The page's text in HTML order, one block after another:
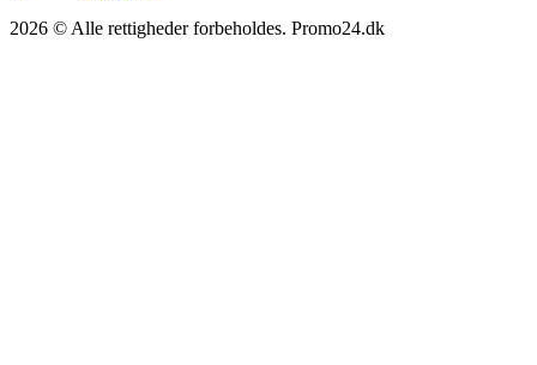
2026 © Alle rettigheder forbeholdes. Promo24.dk